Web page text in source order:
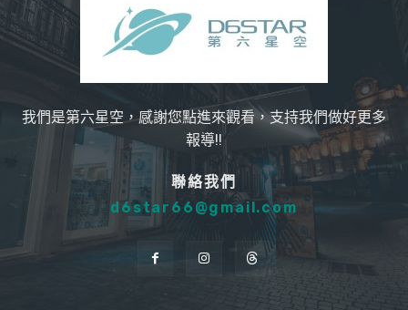
我們是第六星空，感謝您點進來觀看，支持我們做好更多
報導!!
聯絡我們
d6star66@gmail.com